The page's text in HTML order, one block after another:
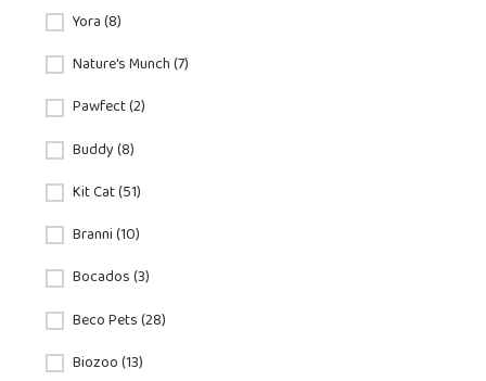
Yora (8)
Nature's Munch (7)
Pawfect (2)
Buddy (8)
Kit Cat (51)
Branni (10)
Bocados (3)
Beco Pets (28)
Biozoo (13)